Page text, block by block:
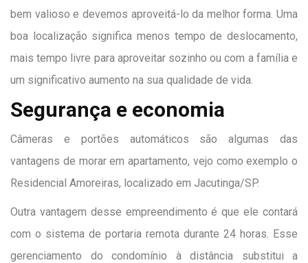
bem valioso e devemos aproveitá-lo da melhor forma. Uma
boa localização significa menos tempo de deslocamento,
mais tempo livre para aproveitar sozinho ou com a família e
um significativo aumento na sua qualidade de vida.
Segurança e economia
Câmeras e portões automáticos são algumas das
vantagens de morar em apartamento, vejo como exemplo o
Residencial Amoreiras, localizado em Jacutinga/SP.
Outra vantagem desse empreendimento é que ele contará
com o sistema de portaria remota durante 24 horas. Esse
gerenciamento do condomínio à distância substitui a